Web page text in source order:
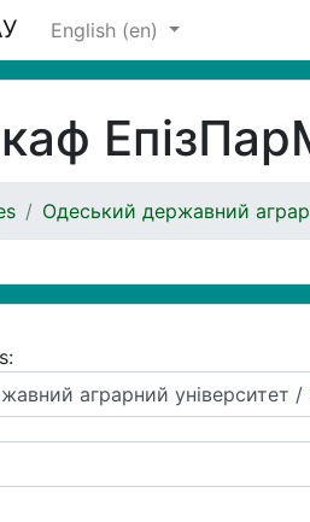
English ‎(en)‎
Одеський державний